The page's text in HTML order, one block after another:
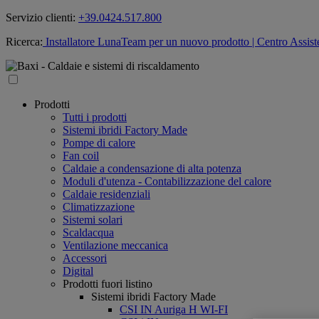
Servizio clienti: +39.0424.517.800
Ricerca: Installatore LunaTeam per un nuovo prodotto | Centro
Prodotti
Tutti i prodotti
Sistemi ibridi Factory Made
Pompe di calore
Fan coil
Caldaie a condensazione di alta potenza
Moduli d'utenza - Contabilizzazione del calore
Caldaie residenziali
Climatizzazione
Sistemi solari
Scaldacqua
Ventilazione meccanica
Accessori
Digital
Prodotti fuori listino
Sistemi ibridi Factory Made
CSI IN Auriga H WI-FI